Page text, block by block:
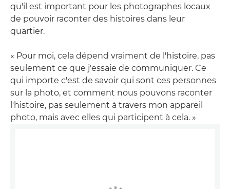
qu'il est important pour les photographes locaux
de pouvoir raconter des histoires dans leur
quartier.
« Pour moi, cela dépend vraiment de l'histoire, pas
seulement ce que j'essaie de communiquer. Ce
qui importe c'est de savoir qui sont ces personnes
sur la photo, et comment nous pouvons raconter
l'histoire, pas seulement à travers mon appareil
photo, mais avec elles qui participent à cela. »